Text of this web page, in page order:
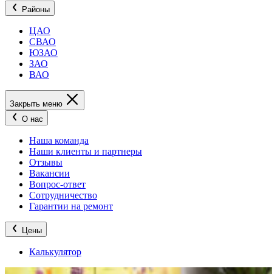
Районы
ЦАО
СВАО
ЮЗАО
ЗАО
ВАО
Закрыть меню
О нас
Наша команда
Наши клиенты и партнеры
Отзывы
Вакансии
Вопрос-ответ
Сотрудничество
Гарантии на ремонт
Цены
Калькулятор